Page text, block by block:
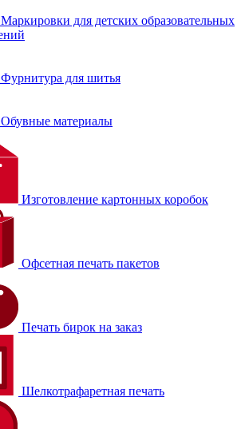
Маркировки для детских образовательных
Фурнитура для шитья
Обувные материалы
Изготовление картонных коробок
Офсетная печать пакетов
Печать бирок на заказ
Шелкотрафаретная печать